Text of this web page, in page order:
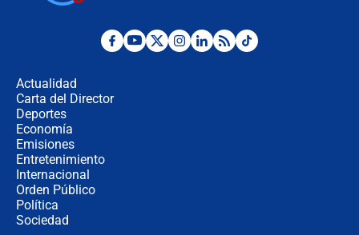
Posesión de Abelardo De La Espriella
Actualidad
Carta del Director
Deportes
Economía
Emisiones
Entretenimiento
Internacional
Orden Público
Política
Sociedad